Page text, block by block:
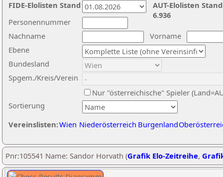
Nachname
Vorname
Ebene
Sortierung
Personennummer
Bundesland
Spgem./Kreis/Verein
Nur "österreichische" Spieler
Vereinslisten:Wien Niederösterreich Burgenland
AUT-Elolisten
6.936
FIDE-Elolisten Stand
Pnr:105541 Name: Sandor Horvath (Grafik Elo-Zeitreihe,